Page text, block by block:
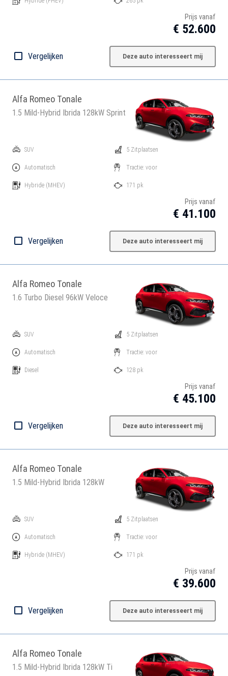
Prijs vanaf
€ 52.600
Vergelijken Deze auto interesseert mij
Alfa Romeo Tonale
1.5 Mild-Hybrid Ibrida 128kW Sprint
SUV
Automatisch
Hybride (MHEV)
5 Zitplaatsen
Tractie: voor
171 pk
Prijs vanaf
€ 41.100
Vergelijken Deze auto interesseert mij
Alfa Romeo Tonale
1.6 Turbo Diesel 96kW Veloce
SUV
Automatisch
Diesel
5 Zitplaatsen
Tractie: voor
128 pk
Prijs vanaf
€ 45.100
Vergelijken Deze auto interesseert mij
Alfa Romeo Tonale
1.5 Mild-Hybrid Ibrida 128kW
SUV
Automatisch
Hybride (MHEV)
5 Zitplaatsen
Tractie: voor
171 pk
Prijs vanaf
€ 39.600
Vergelijken Deze auto interesseert mij
Alfa Romeo Tonale
1.5 Mild-Hybrid Ibrida 128kW Ti